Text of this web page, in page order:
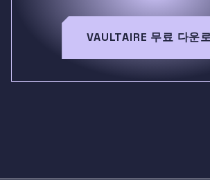
VAULTAIRE 무료 다운